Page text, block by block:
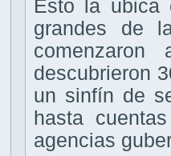
Esto la ubica
grandes de
descubrieron
un sinfín de
hasta
agencias